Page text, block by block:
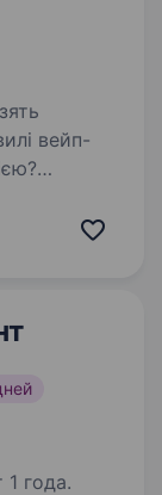
доходом
года.